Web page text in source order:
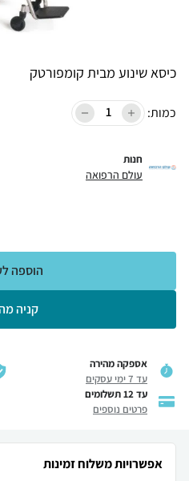
כיסא שינוע מבית קומפורטק
כמות:
חנות
עולם הרפואה
קניה
הוספה
אספקה מהירה
עד 7 ימי עסקים
עד 12 תשלומים
פרטים נוספים
אפשרויות משלוח זמינות